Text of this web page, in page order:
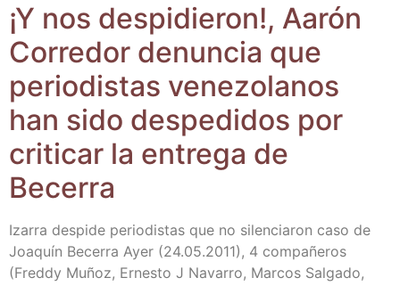
¡Y nos des­pi­die­ron!, Aarón
Corre­dor denun­cia que
perio­dis­tas vene­zo­la­nos
han sido des­pe­di­dos por
cri­ti­car la entre­ga de
Becerra
Iza­rra des­pi­de perio­dis­tas que no silen­cia­ron caso de
Joa­quín Bece­rra Ayer (24.05.2011), 4 com­pa­ñe­ros
(Freddy Muñoz, Ernes­to J Nava­rro, Mar­cos Sal­ga­do,